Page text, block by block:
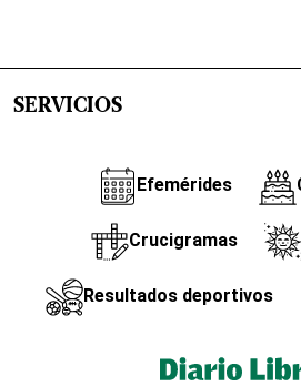
SERVICIOS
Efemérides
Crucigramas
Resultados deportivos